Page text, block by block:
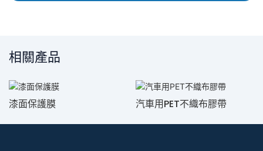
相關產品
漆面保護膜 汽車用PET不織布膠帶